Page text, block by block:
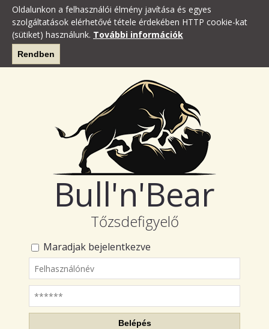
Oldalunkon a felhasználói élmény javítása és egyes
szolgáltatások elérhetővé tétele érdekében HTTP cookie-kat
(sütiket) használunk. További információk
Rendben
Bull'n'Bear
Tőzsdefigyelő
Maradjak bejelentkezve
Felhasználónév
Jelszó
Belépés